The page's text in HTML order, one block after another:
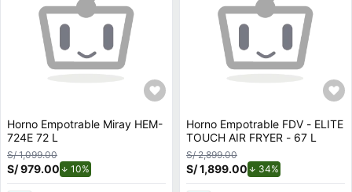
Horno Empotrable Miray HEM-
724E 72 L
S/ 1,099.00
S/ 979.00 10%
Horno Empotrable FDV - ELITE
TOUCH AIR FRYER - 67 L
S/ 2,899.00
S/ 1,899.00 34%